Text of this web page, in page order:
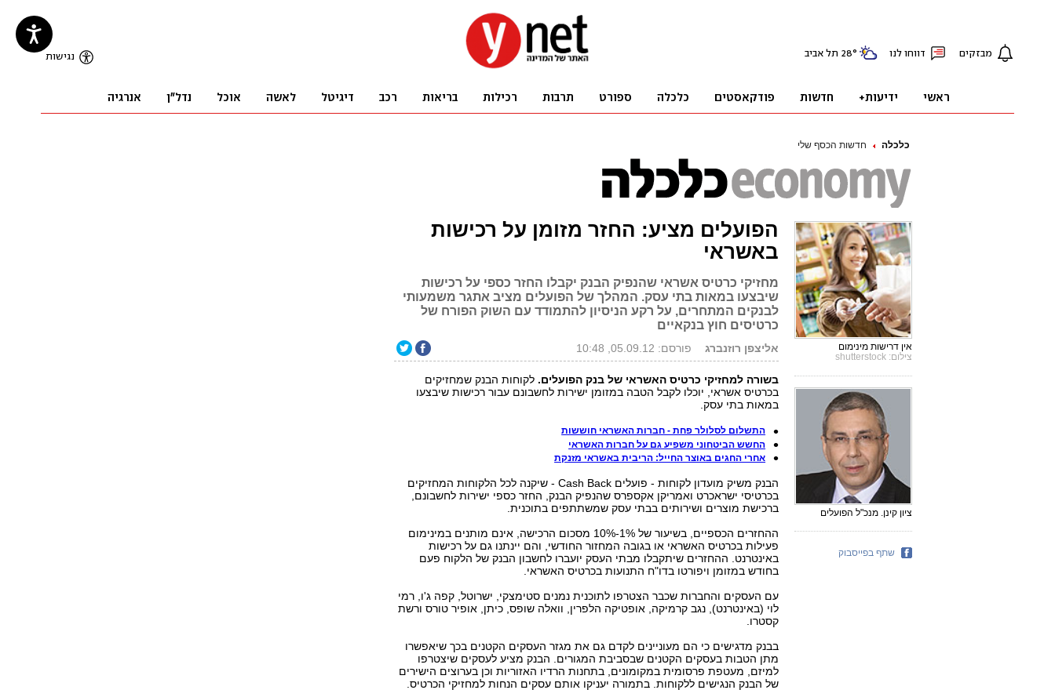
כלכלה חדשות הכסף שלי
הפועלים מציע: החזר מזומן על רכישות
באשראי
מחזיקי כרטיס אשראי שהנפיק הבנק יקבלו החזר כספי על רכישות
שיבצעו במאות בתי עסק. המהלך של הפועלים מציב אתגר משמעותי
לבנקים המתחרים, על רקע הניסיון להתמודד עם השוק הפורח של
כרטיסים חוץ בנקאיים
אליצפן רוזנברג פורסם: 05.09.12, 10:48
בשורה למחזיקי כרטיס האשראי של בנק הפועלים. לקוחות הבנק שמחזיקים
בכרטיס אשראי, יוכלו לקבל הטבה במזומן ישירות לחשבונם עבור רכישות שיבצעו
במאות בתי עסק.
התשלום לסלולר פחת - חברות האשראי חוששות
החשש הביטחוני משפיע גם על חברות האשראי
אחרי החגים באוצר החייל: הריבית באשראי מזנקת
הבנק משיק מועדון לקוחות - פועלים Cash Back - שיקנה לכל הלקוחות המחזיקים
בכרטיסי ישראכרט ואמריקן אקספרס שהנפיק הבנק, החזר כספי ישירות לחשבונם,
ברכישת מוצרים ושירותים בבתי עסק שמשתתפים בתוכנית.
ההחזרים הכספיים, בשיעור של 1%-10% מסכום הרכישה, אינם מותנים במינימום
פעילות בכרטיס האשראי או בגובה המחזור החודשי, והם יינתנו גם על רכישות
באינטרנט. ההחזרים שיתקבלו מבתי העסק יועברו לחשבון הבנק של הלקוח פעם
בחודש במזומן ויפורטו בדו"ח התנועות בכרטיס האשראי.
עם העסקים והחברות שכבר הצטרפו לתוכנית נמנים סטימצקי, ישרוטל, קפה ג'ו, רמי
לוי (באינטרנט), נגב קרמיקה, אופטיקה הלפרין, וואלה שופס, כיתן, אופיר טורס ורשת
קסטרו.
בבנק מדגישים כי הם מעוניינים לקדם גם את מגזר העסקים הקטנים בכך שיאפשרו
מתן הטבות בעסקים הקטנים שבסביבת המגורים. הבנק מציע לעסקים שיצטרפו
למיזם, מעטפת פרסומית במקומונים, בתחנות הרדיו האזוריות וכן בערוצים הישירים
של הבנק הנגישים ללקוחות. בתמורה יעניקו אותם עסקים הנחות למחזיקי הכרטיס.
אין דרישות מינימום
צילום: shutterstock
ציון קינן. מנכ"ל הפועלים
שתף בפייסבוק